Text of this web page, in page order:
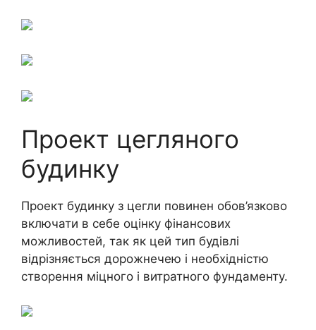
Проект цегляного
будинку
Проект будинку з цегли повинен обов’язково
включати в себе оцінку фінансових
можливостей, так як цей тип будівлі
відрізняється дорожнечею і необхідністю
створення міцного і витратного фундаменту.